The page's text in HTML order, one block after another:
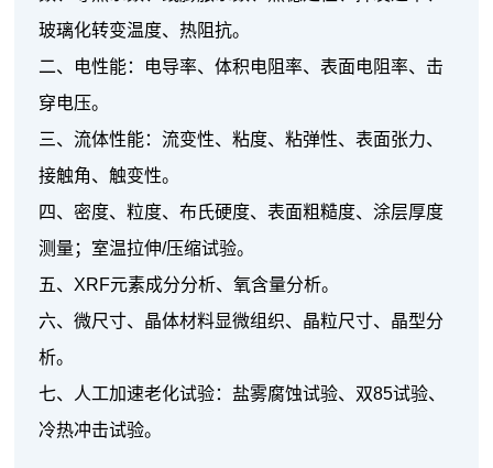
玻璃化转变温度、热阻抗。
二、电性能：电导率、体积电阻率、表面电阻率、击
穿电压。
三、流体性能：流变性、粘度、粘弹性、表面张力、
接触角、触变性。
四、密度、粒度、布氏硬度、表面粗糙度、涂层厚度
测量；室温拉伸/压缩试验。
五、XRF元素成分分析、氧含量分析。
六、微尺寸、晶体材料显微组织、晶粒尺寸、晶型分
析。
七、人工加速老化试验：盐雾腐蚀试验、双85试验、
冷热冲击试验。